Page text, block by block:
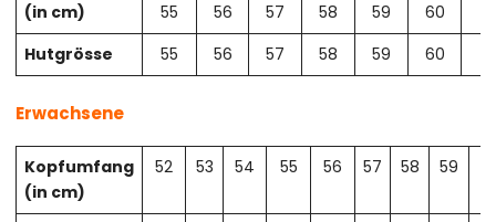
(in cm)
55
56
57
58
59
60
Hutgrösse
55 56 57 58 59 60
Erwachsene
Kopfumfang
(in cm)
52 53 54 55 56 57 58 59